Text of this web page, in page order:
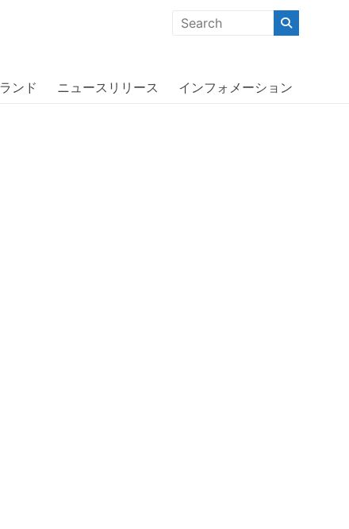
品」「機能的な商品」「コストパフォーマンスの高い商
ンド ニュースリリース インフォメーション